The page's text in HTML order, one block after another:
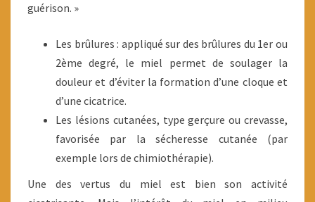
guérison. »
Les brûlures : appliqué sur des brûlures du 1er ou
2ème degré, le miel permet de soulager la
douleur et d’éviter la formation d’une cloque et
d’une cicatrice.
Les lésions cutanées, type gerçure ou crevasse,
favorisée par la sécheresse cutanée (par
exemple lors de chimiothérapie).
Une des vertus du miel est bien son activité